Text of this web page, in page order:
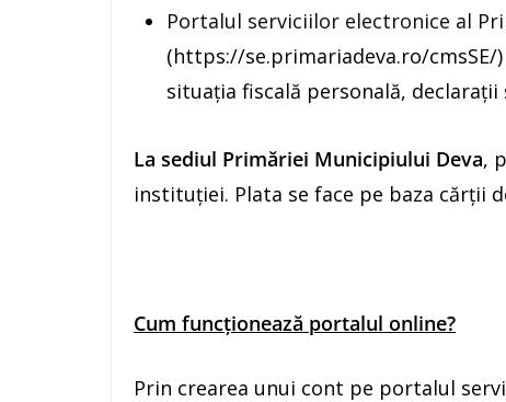
Portalul serviciilor electronice al
(https://se.primariadeva.ro/cmsSE/
situația fiscală personală,
La sediul Primăriei Municipiului Deva,
instituției. Plata se face pe baza cărții
Cum funcționează portalul online?
Prin crearea unui cont pe portalul